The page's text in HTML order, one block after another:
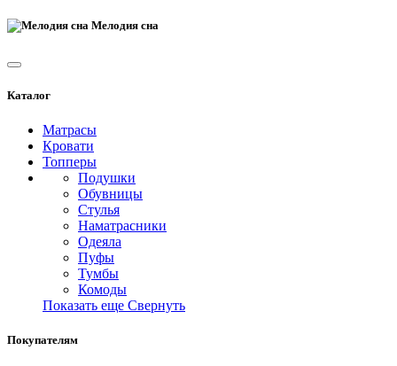
Мелодия сна
Каталог
Матрасы
Кровати
Топперы
Подушки
Обувницы
Стулья
Наматрасники
Одеяла
Пуфы
Тумбы
Комоды
Показать еще Свернуть
Покупателям